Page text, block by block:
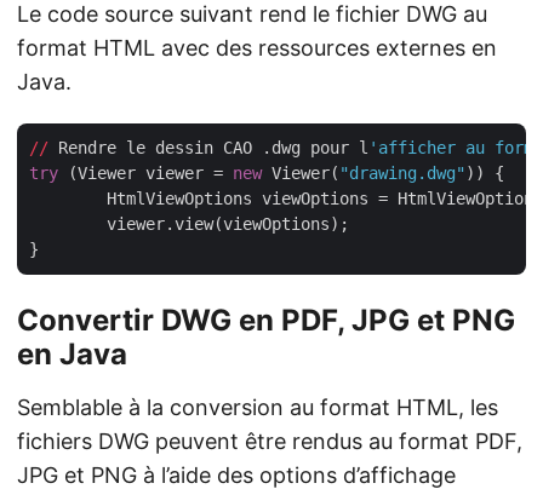
Le code source suivant rend le fichier DWG au
format HTML avec des ressources externes en
Java.
// Rendre le dessin CAO .dwg pour l 'afficher au
try (Viewer viewer = new Viewer( "drawing.dwg" )) {
HtmlViewOptions viewOptions =
Convertir DWG en PDF, JPG et PNG
en Java
Semblable à la conversion au format HTML, les
fichiers DWG peuvent être rendus au format PDF,
JPG et PNG à l’aide des options d’affichage